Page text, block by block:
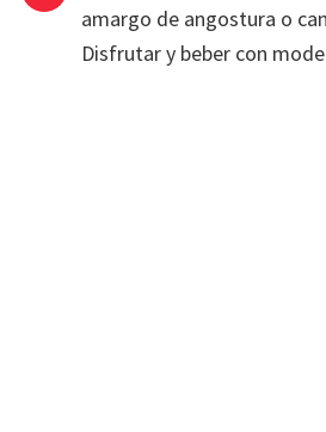
amargo de angostura o
Disfrutar y beber con